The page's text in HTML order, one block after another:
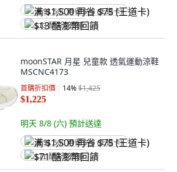
满 $1,500 再省 $75 (王道卡)
$13 酷澎幣回饋
moonSTAR 月星 兒童款 透氣運動涼鞋
MSCNC4173
首購折扣價 14%$1,425
$1,225
明天 8/8 (六) 預計送達
满 $1,500 再省 $75 (王道卡)
$71 酷澎幣回饋